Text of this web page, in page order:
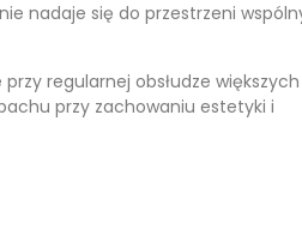
nadaje się do przestrzeni
regularnej obsłudze
przy zachowaniu estetyki i